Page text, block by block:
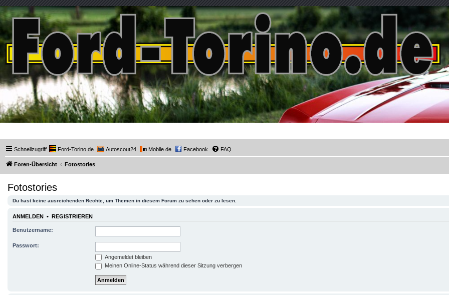
Ford-Torino.de
Schnellzugriff Ford-Torino.de Autoscout24 Mobile.de Facebook FAQ
Foren-Übersicht Fotostories
Fotostories
Du hast keine ausreichenden Rechte, um Themen in diesem Forum zu sehen oder zu lesen.
ANMELDEN • REGISTRIEREN
Benutzername:
Passwort:
Angemeldet bleiben
Meinen Online-Status während dieser Sitzung verbergen